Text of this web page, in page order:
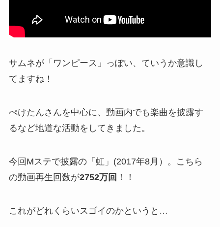
サムネが「ワンピース」っぽい、ていうか意識し
てますね！
ぺけたんさんを中心に、動画内でも楽曲を披露す
るなど地道な活動をしてきました。
今回Mステで披露の「虹」(2017年8月）。こちら
の動画再生回数が2752万回 ！！
これがどれくらいスゴイのかというと…